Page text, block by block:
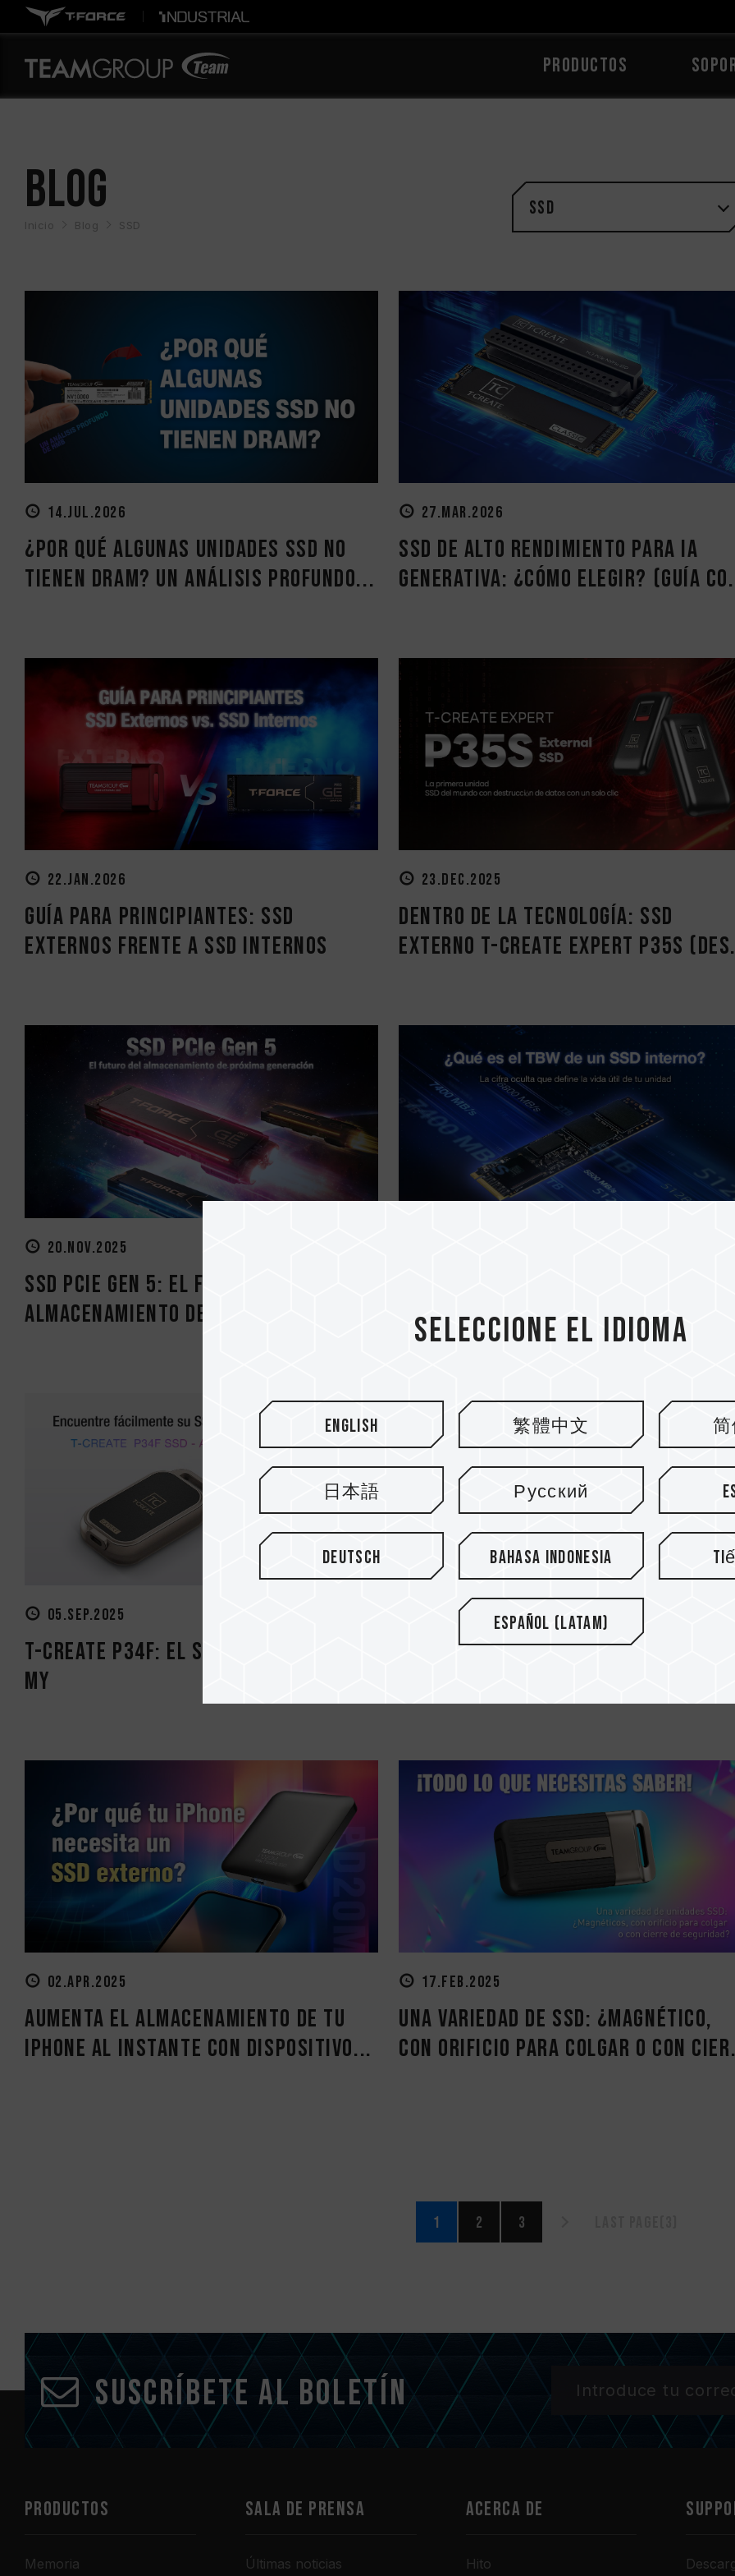
PRODUCTOS
BLOG
Inicio Blog SSD
SSD
14.JUL.2026
¿Por qué algunas unidades SSD no
tienen DRAM? Un análisis profundo...
27.MAR.2026
SSD de alto rendimiento para IA
generativa: ¿cómo elegir? (Guía
22.JAN.2026
Guía para principiantes: SSD
externos frente a SSD internos
23.DEC.2025
Dentro de la tecnología: SSD
externo T-CREATE EXPERT P35S
20.NOV.2025
SSD PCIe Gen 5: el futuro del
almacenamiento de próxima gener...
¡Una guía sencilla para
05.SEP.2025
T-CREATE P34F: El SSD con Apple Find
My
01.JUL.2025
¿Te quedas sin espacio? Las
02.APR.2025
Aumenta el almacenamiento de tu
iPhone al instante con dispositivo...
17.FEB.2025
Una variedad de SSD: ¿Magnético,
con orificio para colgar o con
1 2 3
Suscríbete al boletín
PRODUCTOS
Memoria
Sala de prensa
Últimas noticias
Acerca de
Hito
Seleccione el idioma
English 繁體中文
日本語 Русский
Deutsch Bahasa Indonesia
Español (Latam)